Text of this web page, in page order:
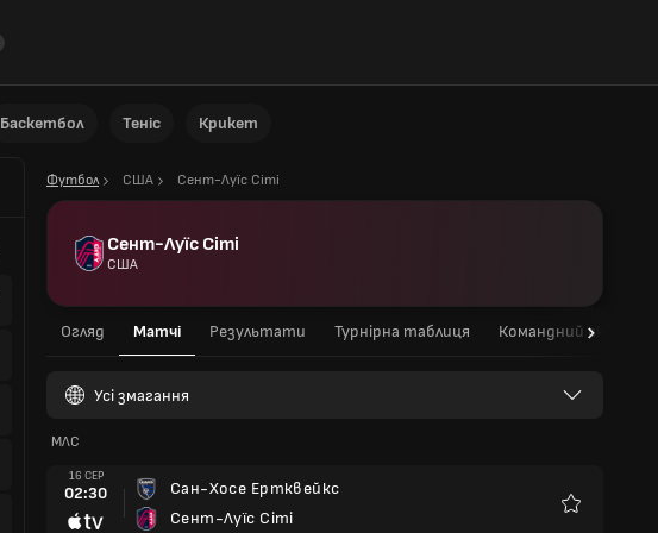
Баскетбол Теніс Крикет
Футбол США Сент-Луїс Сіті
Сент-Луїс Сіті
США
Огляд Матчі Результати Турнірна таблиця Командний склад
Усі змагання
МЛС
16 СЕР
02:30
Сан-Хосе Ертквейкс
Сент-Луїс Сіті